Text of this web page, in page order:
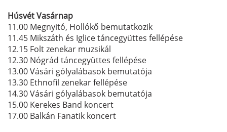
Húsvét Vasárnap
11.00 Megnyitó, Hollókő bemutatkozik
11.45 Mikszáth és Iglice táncegyüttes fellépése
12.15 Folt zenekar muzsikál
12.30 Nógrád táncegyüttes fellépése
13.00 Vásári gólyalábasok bemutatója
13.30 Ethnofil zenekar fellépése
14.30 Vásári gólyalábasok bemutatója
15.00 Kerekes Band koncert
17.00 Balkán Fanatik koncert